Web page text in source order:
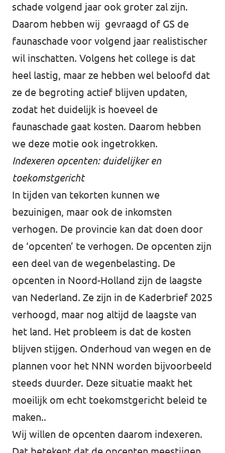
schade volgend jaar ook groter zal zijn.
Daarom hebben wij gevraagd of GS de
faunaschade voor volgend jaar realistischer
wil inschatten. Volgens het college is dat
heel lastig, maar ze hebben wel beloofd dat
ze de begroting actief blijven updaten,
zodat het duidelijk is hoeveel de
faunaschade gaat kosten. Daarom hebben
we deze motie ook ingetrokken.
Indexeren opcenten: duidelijker en
toekomstgericht
In tijden van tekorten kunnen we
bezuinigen, maar ook de inkomsten
verhogen. De provincie kan dat doen door
de ‘opcenten’ te verhogen. De opcenten zijn
een deel van de wegenbelasting. De
opcenten in Noord-Holland zijn de laagste
van Nederland. Ze zijn in de Kaderbrief 2025
verhoogd, maar nog altijd de laagste van
het land. Het probleem is dat de kosten
blijven stijgen. Onderhoud van wegen en de
plannen voor het NNN worden bijvoorbeeld
steeds duurder. Deze situatie maakt het
moeilijk om echt toekomstgericht beleid te
maken..
Wij willen de opcenten daarom indexeren.